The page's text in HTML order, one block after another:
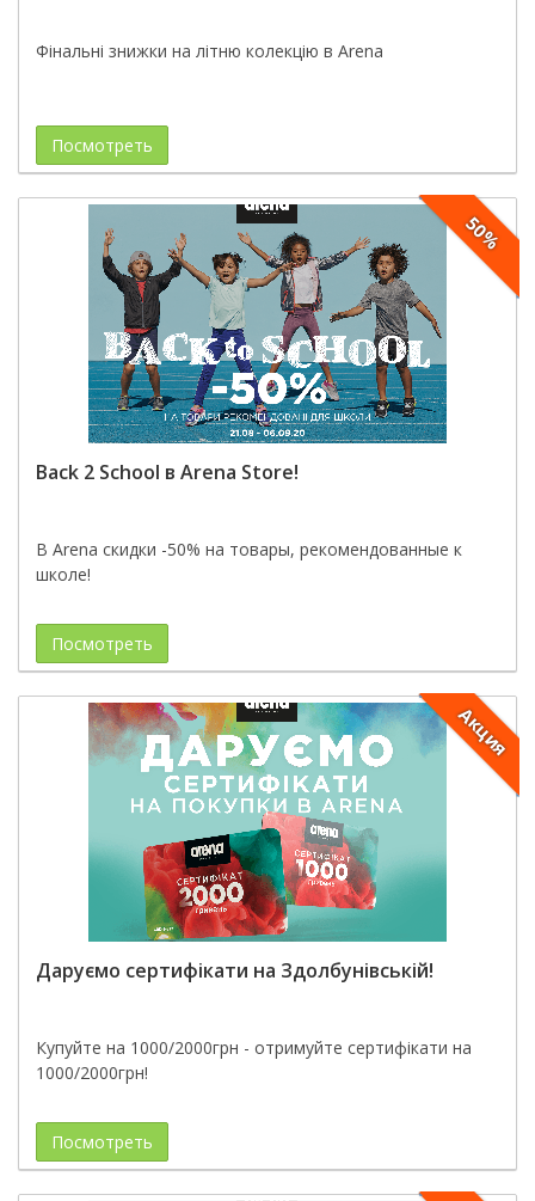
Фінальні знижки на літню колекцію в Arena
Посмотреть
50%
Back 2 School в Arena Store!
В Arena скидки -50% на товары, рекомендованные к
школе!
Посмотреть
Акция
Даруємо сертифікати на Здолбунівській!
Купуйте на 1000/2000грн - отримуйте сертифікати на
1000/2000грн!
Посмотреть